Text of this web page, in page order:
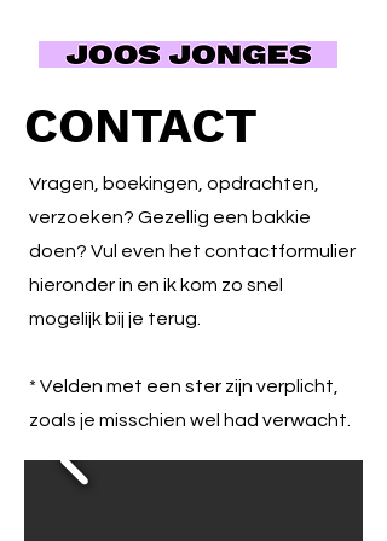
CONTACT
Vragen, boekingen, opdrachten,
verzoeken? Gezellig een bakkie
doen? Vul even het contactformulier
hieronder in en ik kom zo snel
mogelijk bij je terug.
* Velden met een ster zijn verplicht,
zoals je misschien wel had verwacht.